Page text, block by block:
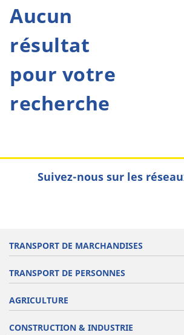
Aucun
résultat
pour votre
recherche
Suivez-nous sur les
TRANSPORT DE MARCHANDISES
TRANSPORT DE PERSONNES
AGRICULTURE
CONSTRUCTION & INDUSTRIE